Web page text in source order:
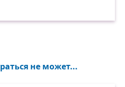
не может...